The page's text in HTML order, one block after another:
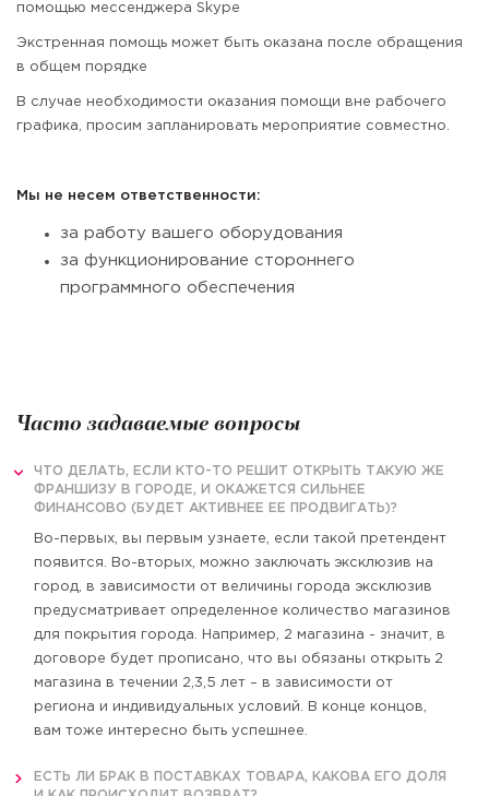
помощью мессенджера Skype
Экстренная помощь может быть оказана после обращения
в общем порядке
В случае необходимости оказания помощи вне рабочего
графика, просим запланировать мероприятие совместно.
Мы не несем ответственности:
за работу вашего оборудования
за функционирование стороннего
программного обеспечения
Часто задаваемые вопросы
ЧТО ДЕЛАТЬ, ЕСЛИ КТО-ТО РЕШИТ ОТКРЫТЬ ТАКУЮ ЖЕ
ФРАНШИЗУ В ГОРОДЕ, И ОКАЖЕТСЯ СИЛЬНЕЕ
ФИНАНСОВО (БУДЕТ АКТИВНЕЕ ЕЕ ПРОДВИГАТЬ)?
Во-первых, вы первым узнаете, если такой претендент
появится. Во-вторых, можно заключать эксклюзив на
город, в зависимости от величины города эксклюзив
предусматривает определенное количество магазинов
для покрытия города. Например, 2 магазина - значит, в
договоре будет прописано, что вы обязаны открыть 2
магазина в течении 2,3,5 лет – в зависимости от
региона и индивидуальных условий. В конце концов,
вам тоже интересно быть успешнее.
ЕСТЬ ЛИ БРАК В ПОСТАВКАХ ТОВАРА, КАКОВА ЕГО ДОЛЯ